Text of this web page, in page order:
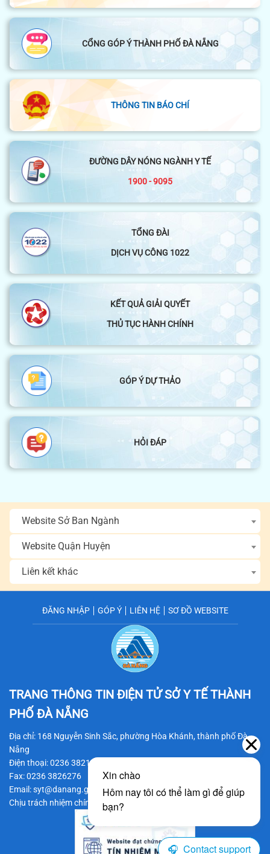
CỔNG GÓP Ý THÀNH PHỐ ĐÀ NẴNG
THÔNG TIN BÁO CHÍ
ĐƯỜNG DÂY NÓNG NGÀNH Y TẾ
1900 - 9095
TỔNG ĐÀI
DỊCH VỤ CÔNG 1022
KẾT QUẢ GIẢI QUYẾT
THỦ TỤC HÀNH CHÍNH
GÓP Ý DỰ THẢO
HỎI ĐÁP
Website Sở Ban Ngành
Website Quận Huyện
Liên kết khác
ĐĂNG NHẬP GÓP Ý LIÊN HỆ SƠ ĐỒ WEBSITE
TRANG THÔNG TIN ĐIỆN TỬ SỞ Y TẾTHÀNH
PHỐ ĐÀ NẴNG
Địa chỉ: 168 Nguyễn Sinh Sắc, phường Hòa Khánh, thành phố Đà
Nẵng
Điện thoại: 0236 3821206
Fax: 0236 3826276
Email: syt@danang.gov.vn
Chịu trách nhiệm chính: BS CKII Trần Thanh Thủy - Giám đốc Sở Y tế